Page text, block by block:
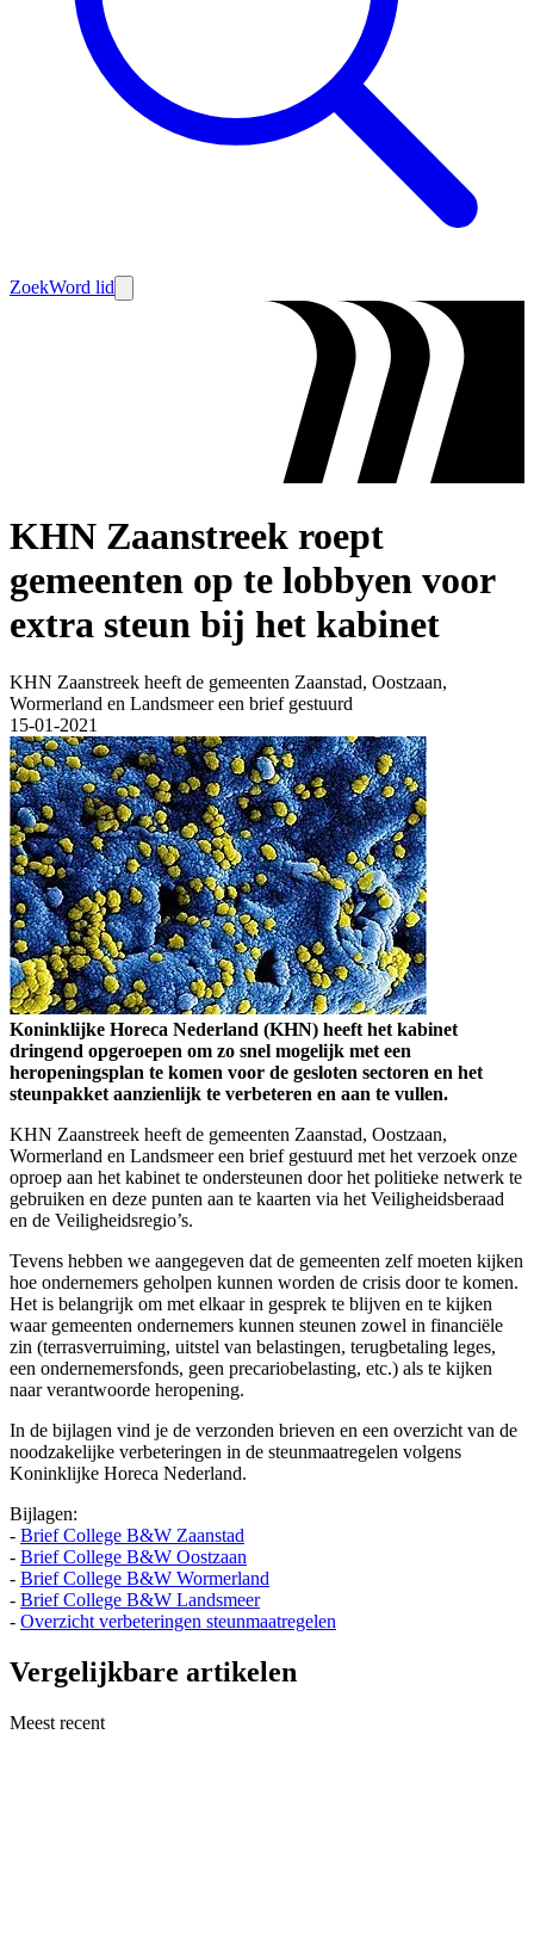
ZoekWord lid
KHN Zaanstreek roept
gemeenten op te lobbyen voor
extra steun bij het kabinet
KHN Zaanstreek heeft de gemeenten Zaanstad, Oostzaan,
Wormerland en Landsmeer een brief gestuurd
15-01-2021
Koninklijke Horeca Nederland (KHN) heeft het kabinet
dringend opgeroepen om zo snel mogelijk met een
heropeningsplan te komen voor de gesloten sectoren en het
steunpakket aanzienlijk te verbeteren en aan te vullen.
KHN Zaanstreek heeft de gemeenten Zaanstad, Oostzaan,
Wormerland en Landsmeer een brief gestuurd met het verzoek onze
oproep aan het kabinet te ondersteunen door het politieke netwerk te
gebruiken en deze punten aan te kaarten via het Veiligheidsberaad
en de Veiligheidsregio’s.
Tevens hebben we aangegeven dat de gemeenten zelf moeten kijken
hoe ondernemers geholpen kunnen worden de crisis door te komen.
Het is belangrijk om met elkaar in gesprek te blijven en te kijken
waar gemeenten ondernemers kunnen steunen zowel in financiële
zin (terrasverruiming, uitstel van belastingen, terugbetaling leges,
een ondernemersfonds, geen precariobelasting, etc.) als te kijken
naar verantwoorde heropening.
In de bijlagen vind je de verzonden brieven en een overzicht van de
noodzakelijke verbeteringen in de steunmaatregelen volgens
Koninklijke Horeca Nederland.
Bijlagen:
- Brief College B&W Zaanstad
- Brief College B&W Oostzaan
- Brief College B&W Wormerland
- Brief College B&W Landsmeer
- Overzicht verbeteringen steunmaatregelen
Vergelijkbare artikelen
Meest recent